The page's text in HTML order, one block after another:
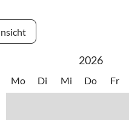
2026
Mo Di Mi Do Fr